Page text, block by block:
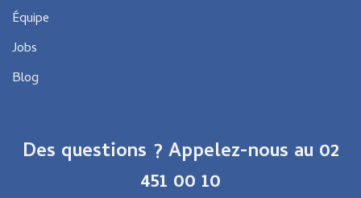
Équipe
Jobs
Blog
Des questions ? Appelez-nous au 02
451 00 10